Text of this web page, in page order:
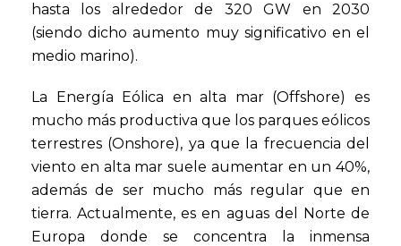
hasta los alrededor de 320 GW en 2030
(siendo dicho aumento muy significativo en el
medio marino).
La Energía Eólica en alta mar (Offshore) es
mucho más productiva que los parques eólicos
terrestres (Onshore), ya que la frecuencia del
viento en alta mar suele aumentar en un 40%,
además de ser mucho más regular que en
tierra. Actualmente, es en aguas del Norte de
Europa donde se concentra la inmensa